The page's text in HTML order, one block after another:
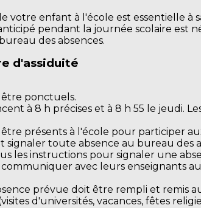
votre enfant à l'école est essentielle à
pendant la journée scolaire est
des absences.
d'assiduité
être ponctuels.
à 8 h précises et à 8 h 55 le jeudi.
présents à l'école pour participer
signaler toute absence au bureau des
les instructions pour signaler une
communiquer avec leurs enseignants
prévue doit être rempli et remis
d'universités, vacances, fêtes